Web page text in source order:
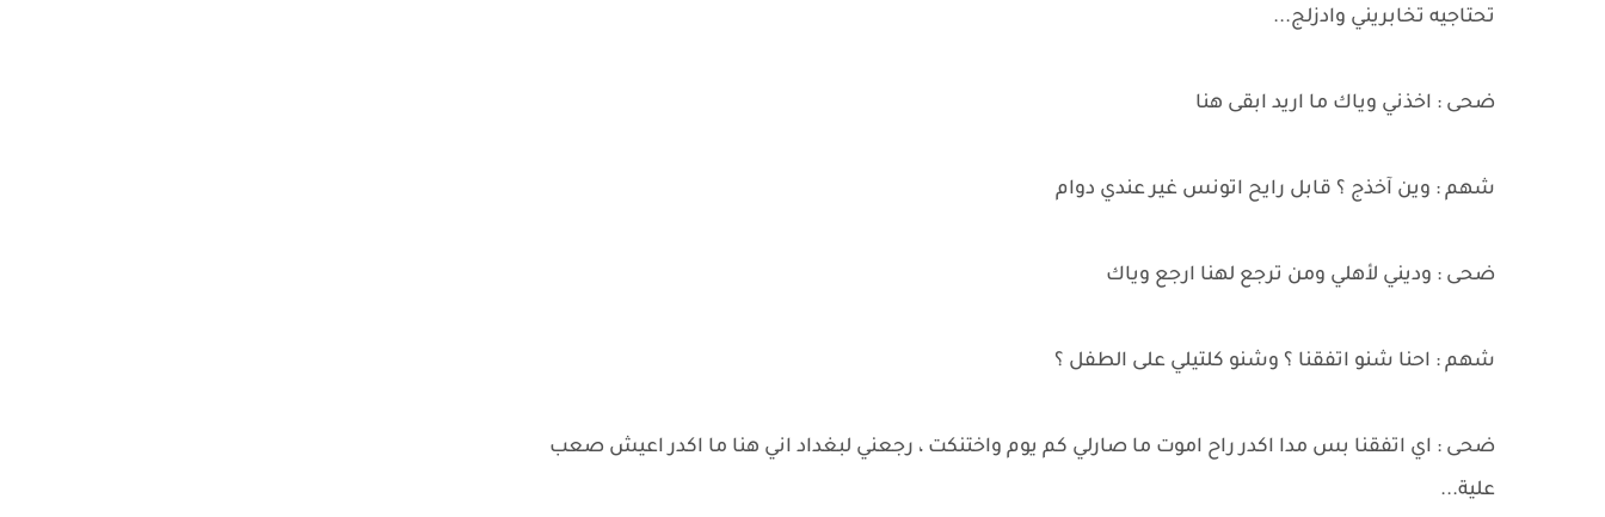
تحتاجيه تخابريني وادزلج...
ضحى : اخذني وياك ما اريد ابقى هنا
شهم : وين آخذج ؟ قابل رايح اتونس غير عندي دوام
ضحى : وديني لأهلي ومن ترجع لهنا ارجع وياك
شهم : احنا شنو اتفقنا ؟ وشنو كلتيلي على الطفل ؟
ضحى : اي اتفقنا بس مدا اكدر راح اموت ما صارلي كم يوم واختنكت ، رجعني لبغداد اني هنا ما اكدر اعيش صعب
علية...